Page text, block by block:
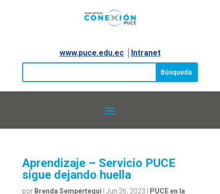
www.puce.edu.ec│ Intranet
Aprendizaje – Servicio PUCE
sigue dejando huella
por Brenda Sempértegui Jun 26, 2023
PUCE en la